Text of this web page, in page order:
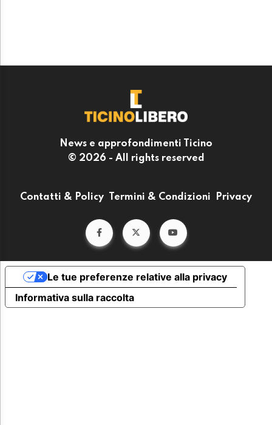
News e approfondimenti Ticino
© 2026 - All rights reserved
Contatti & Policy Termini & Condizioni Privacy
Informativa sulla raccolta
Le tue preferenze relative alla privacy